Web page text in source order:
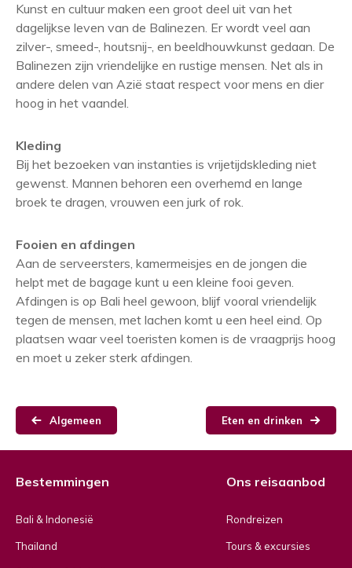
Kunst en cultuur maken een groot deel uit van het
dagelijkse leven van de Balinezen. Er wordt veel aan
zilver-, smeed-, houtsnij-, en beeldhouwkunst gedaan. De
Balinezen zijn vriendelijke en rustige mensen. Net als in
andere delen van Azië staat respect voor mens en dier
hoog in het vaandel.
Kleding
Bij het bezoeken van instanties is vrijetijdskleding niet
gewenst. Mannen behoren een overhemd en lange
broek te dragen, vrouwen een jurk of rok.
Fooien en afdingen
Aan de serveersters, kamermeisjes en de jongen die
helpt met de bagage kunt u een kleine fooi geven.
Afdingen is op Bali heel gewoon, blijf vooral vriendelijk
tegen de mensen, met lachen komt u een heel eind. Op
plaatsen waar veel toeristen komen is de vraagprijs hoog
en moet u zeker sterk afdingen.
Algemeen Eten en drinken
Bestemmingen
Bali & Indonesië
Thailand
Ons reisaanbod
Rondreizen
Tours & excursies